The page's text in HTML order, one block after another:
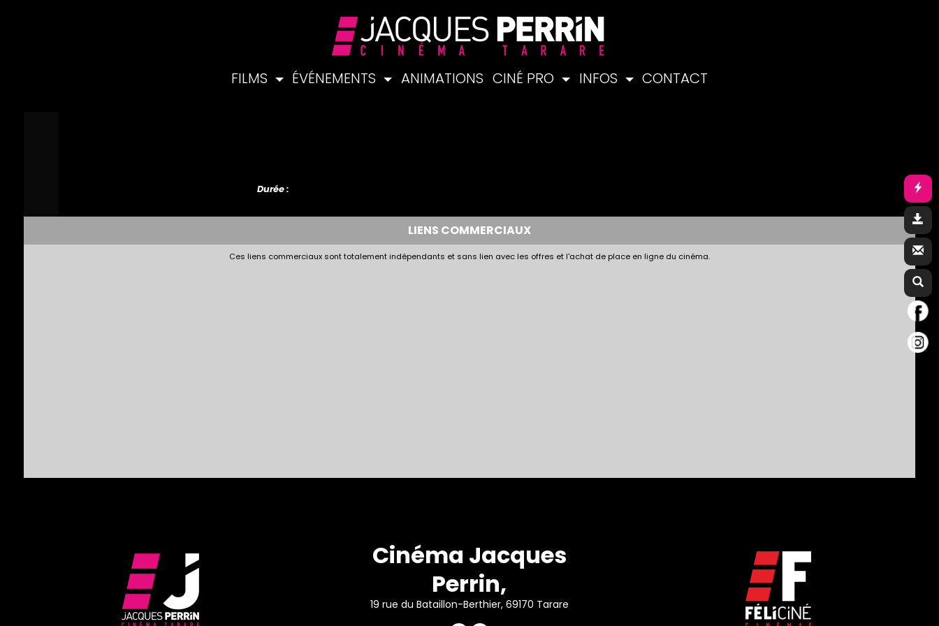
FILMS ÉVÉNEMENTS ANIMATIONS CINÉ PRO INFOS CONTACT
Durée :
LIENS COMMERCIAUX
Ces liens commerciaux sont totalement indépendants et sans lien avec les offres et l'achat de place en ligne du cinéma.
Cinéma Jacques
Perrin,
19 rue du Bataillon-Berthier, 69170 Tarare